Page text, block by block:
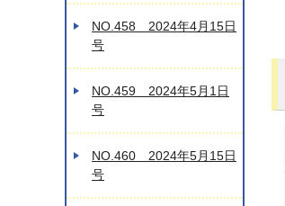
NO.458 2024年4月15日
号
NO.459 2024年5月1日
号
NO.460 2024年5月15日
号